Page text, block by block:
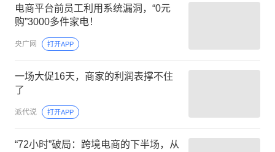
电商平台前员工利用系统漏洞，“0元
购”3000多件家电！
央广网 打开APP
一场大促16天，商家的利润表撑不住
了
派代说 打开APP
“72小时”破局：跨境电商的下半场，从